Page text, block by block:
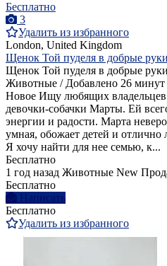
Бесплатно
3
Удалить из избранного
London, United Kingdom
Щенок Той пуделя в добрые
Щенок Той пуделя в добрые
Животные / Добавлено 26 минут
Новое Ищу любящих владельцев
девочки-собачки Марты. Ей
энергии и радости. Марта
умная, обожает детей и
Я хочу найти для нее семью, к...
Бесплатно
1 год назад Животные New
Бесплатно
Написать
Бесплатно
Удалить из избранного